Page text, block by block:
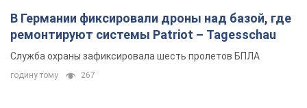
В Германии фиксировали дроны над базой, где
ремонтируют системы Patriot – Tagesschau
Служба охраны зафиксировала шесть пролетов БПЛА
годину тому 267